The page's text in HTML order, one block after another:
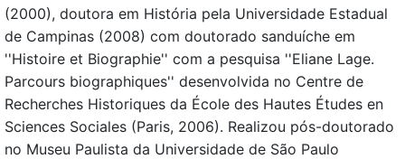
(2000), doutora em História pela Universidade Estadual
de Campinas (2008) com doutorado sanduíche em
''Histoire et Biographie'' com a pesquisa ''Eliane Lage.
Parcours biographiques'' desenvolvida no Centre de
Recherches Historiques da École des Hautes Études en
Sciences Sociales (Paris, 2006). Realizou pós-doutorado
no Museu Paulista da Universidade de São Paulo